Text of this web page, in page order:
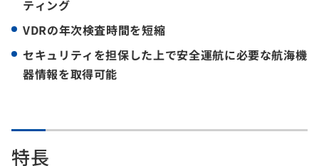
ティング
VDRの年次検査時間を短縮
セキュリティを担保した上で安全運航に必要な航海機
器情報を取得可能
特長